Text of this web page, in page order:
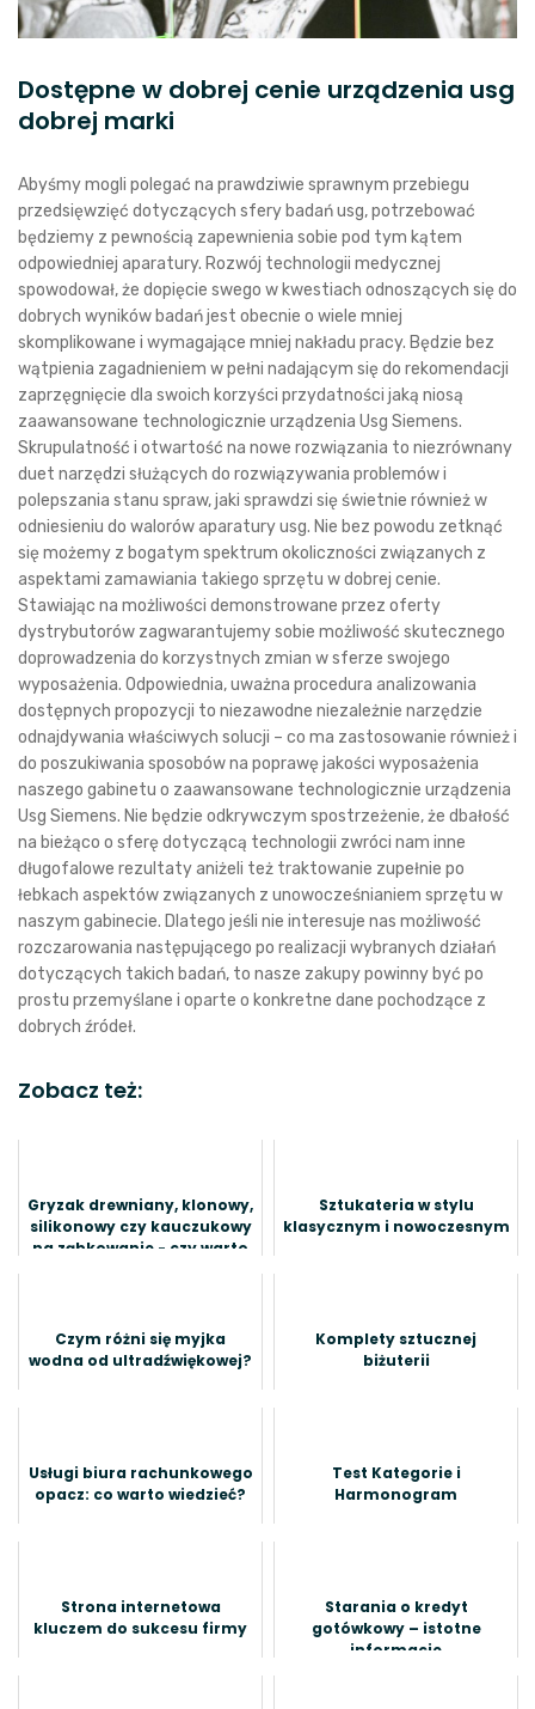
Dostępne w dobrej cenie urządzenia usg
dobrej marki
Abyśmy mogli polegać na prawdziwie sprawnym przebiegu
przedsięwzięć dotyczących sfery badań usg, potrzebować
będziemy z pewnością zapewnienia sobie pod tym kątem
odpowiedniej aparatury. Rozwój technologii medycznej
spowodował, że dopięcie swego w kwestiach odnoszących się do
dobrych wyników badań jest obecnie o wiele mniej
skomplikowane i wymagające mniej nakładu pracy. Będzie bez
wątpienia zagadnieniem w pełni nadającym się do rekomendacji
zaprzęgnięcie dla swoich korzyści przydatności jaką niosą
zaawansowane technologicznie urządzenia Usg Siemens.
Skrupulatność i otwartość na nowe rozwiązania to niezrównany
duet narzędzi służących do rozwiązywania problemów i
polepszania stanu spraw, jaki sprawdzi się świetnie również w
odniesieniu do walorów aparatury usg. Nie bez powodu zetknąć
się możemy z bogatym spektrum okoliczności związanych z
aspektami zamawiania takiego sprzętu w dobrej cenie.
Stawiając na możliwości demonstrowane przez oferty
dystrybutorów zagwarantujemy sobie możliwość skutecznego
doprowadzenia do korzystnych zmian w sferze swojego
wyposażenia. Odpowiednia, uważna procedura analizowania
dostępnych propozycji to niezawodne niezależnie narzędzie
odnajdywania właściwych solucji – co ma zastosowanie również i
do poszukiwania sposobów na poprawę jakości wyposażenia
naszego gabinetu o zaawansowane technologicznie urządzenia
Usg Siemens. Nie będzie odkrywczym spostrzeżenie, że dbałość
na bieżąco o sferę dotyczącą technologii zwróci nam inne
długofalowe rezultaty aniżeli też traktowanie zupełnie po
łebkach aspektów związanych z unowocześnianiem sprzętu w
naszym gabinecie. Dlatego jeśli nie interesuje nas możliwość
rozczarowania następującego po realizacji wybranych działań
dotyczących takich badań, to nasze zakupy powinny być po
prostu przemyślane i oparte o konkretne dane pochodzące z
dobrych źródeł.
Zobacz też:
Gryzak drewniany, klonowy,
silikonowy czy kauczukowy
na ząbkowanie - czy warto
Sztukateria w stylu
klasycznym i nowoczesnym
Czym różni się myjka
wodna od ultradźwiękowej?
Komplety sztucznej
biżuterii
Usługi biura rachunkowego
opacz: co warto wiedzieć?
Test Kategorie i
Harmonogram
Strona internetowa
kluczem do sukcesu firmy
Starania o kredyt
gotówkowy – istotne
informacje